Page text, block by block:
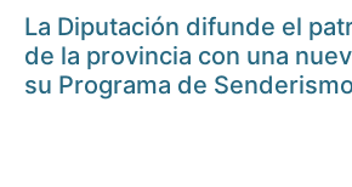
La Diputación difunde el
de la provincia con una
su Programa de Senderismo